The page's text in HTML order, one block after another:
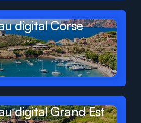
digital Corse
digital Grand Est